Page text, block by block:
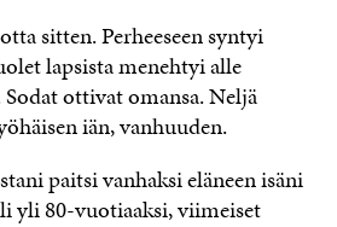
sitten. Perheeseen syntyi
lapsista menehtyi alle
ottivat omansa. Neljä
iän, vanhuuden.
paitsi vanhaksi eläneen isäni
yli 80-vuotiaaksi, viimeiset